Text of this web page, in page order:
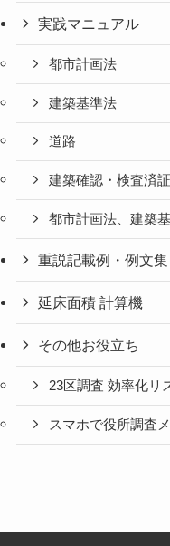
実践マニュアル
都市計画法
建築基準法
道路
建築確認・検査済証
都市計画法、建築
重説記載例・例文集
延床面積 計算機
その他お役立ち
23区調査 効率化リ
スマホで役所調査